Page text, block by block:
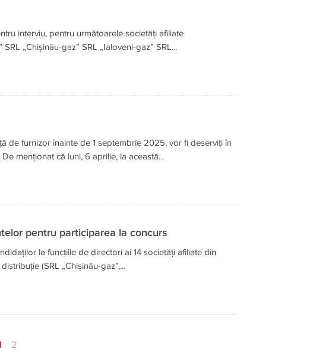
interviu, pentru următoarele societăți afiliate
„Chișinău-gaz” SRL „Ialoveni-gaz” SRL...
de furnizor înainte de 1 septembrie 2025, vor fi deserviți în
menționat că luni, 6 aprilie, la această...
pentru participarea la concurs
la funcțiile de directori ai 14 societăți afiliate din
(SRL „Chișinău-gaz”,...
2